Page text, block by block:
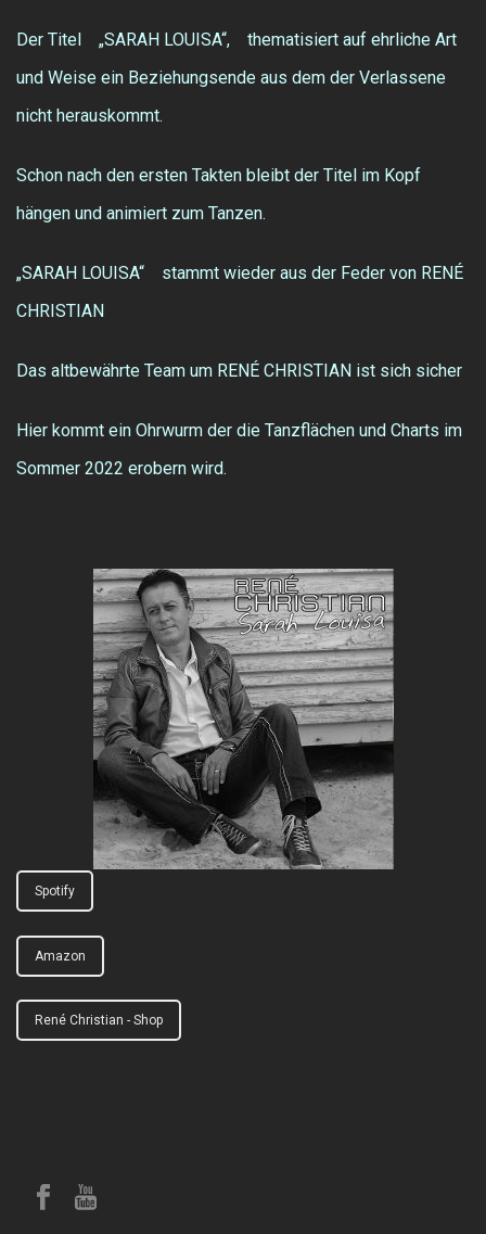
Der Titel „SARAH LOUISA“, thematisiert auf ehrliche Art
und Weise ein Beziehungsende aus dem der Verlassene
nicht herauskommt.
Schon nach den ersten Takten bleibt der Titel im Kopf
hängen und animiert zum Tanzen.
„SARAH LOUISA“ stammt wieder aus der Feder von RENÉ
CHRISTIAN
Das altbewährte Team um RENÉ CHRISTIAN ist sich sicher
Hier kommt ein Ohrwurm der die Tanzflächen und Charts im
Sommer 2022 erobern wird.
Spotify
Amazon
René Christian - Shop